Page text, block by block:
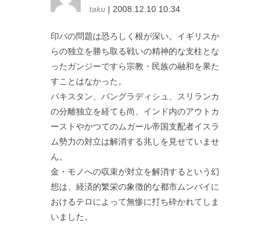
taku | 2008.12.10 10:34
印パの問題は恐ろしく根が深い。イギリスか
らの独立を勝ち取る戦いの精神的な支柱とな
ったガンジーですら宗教・民族の融和を果た
すことはなかった。
パキスタン、バングラディシュ、スリランカ
の分離独立を経ても尚、インド内のアウトカ
ーストやかつてのムガール帝国支配者イスラ
ム勢力の対立は解消する兆しを見せていませ
ん。
金・モノへの収束が対立を解消するという幻
想は、経済的繁栄の象徴的な都市ムンバイに
おけるテロによって無惨に打ち砕かれてしま
いました。